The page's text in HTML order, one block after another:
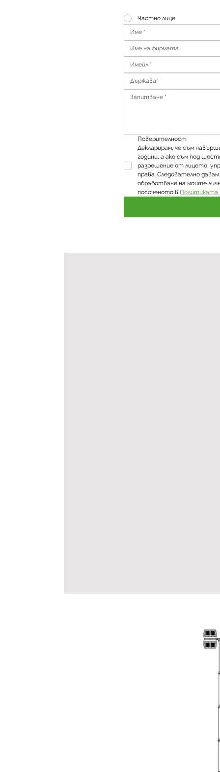
Частно лице
Държава*
Поверителност
Декларирам, че съм
години, а ако съм под
разрешение от лицето,
права. Следователно
обработване на моите
посоченото в Политиката